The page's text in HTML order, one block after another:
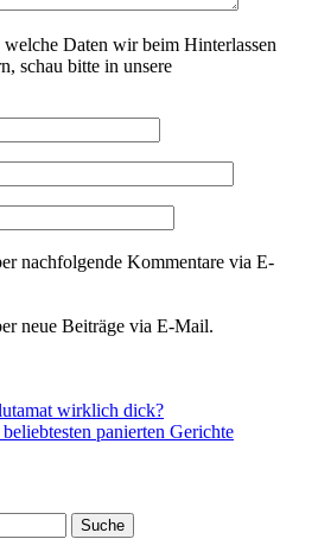
Daten wir beim Hinterlassen
schau bitte in unsere
nachfolgende Kommentare via E-
neue Beiträge via E-Mail.
wirklich dick?
panierten Gerichte